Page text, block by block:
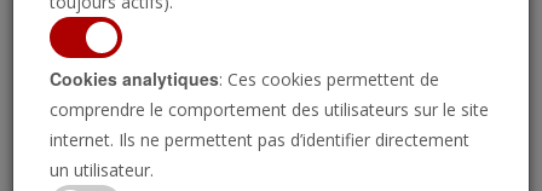
Toutes les publications disponibles
Cookies analytiques: Ces cookies permettent de
comprendre le comportement des utilisateurs sur le site
internet. Ils ne permettent pas d’identifier directement
un utilisateur.